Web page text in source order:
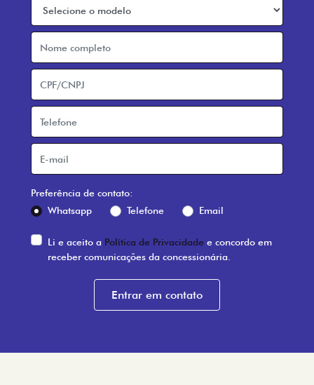
Preferência de contato:
Whatsapp
Telefone Email
Li e aceito a Política de Privacidade e concordo em
receber comunicações da concessionária.
Entrar em contato